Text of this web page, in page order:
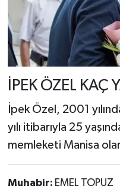
İPEK ÖZEL KAÇ
İpek Özel, 2001
yılı itibarıyla 25
memleketi Manisa
Muhabir: EMEL TOPUZ